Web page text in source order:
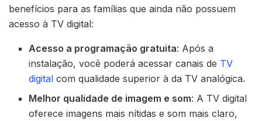
benefícios para as famílias que ainda não possuem
acesso à TV digital:
Acesso a programação gratuita: Após a
instalação, você poderá acessar canais de TV
digital com qualidade superior à da TV analógica.
Melhor qualidade de imagem e som: A TV digital
oferece imagens mais nítidas e som mais claro,